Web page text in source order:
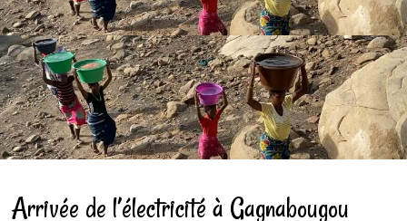
Arrivée de l’électricité à Gagnabougou